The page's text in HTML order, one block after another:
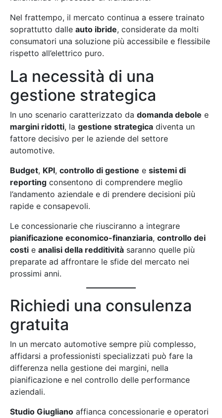
Nel frattempo, il mercato continua a essere trainato
soprattutto dalle auto ibride, considerate da molti
consumatori una soluzione più accessibile e flessibile
rispetto all’elettrico puro.
La necessità di una
gestione strategica
In uno scenario caratterizzato da domanda debole e
margini ridotti, la gestione strategica diventa un
fattore decisivo per le aziende del settore
automotive.
Budget, KPI, controllo di gestione e sistemi di
reporting consentono di comprendere meglio
l’andamento aziendale e di prendere decisioni più
rapide e consapevoli.
Le concessionarie che riusciranno a integrare
pianificazione economico-finanziaria, controllo dei
costi e analisi della redditività saranno quelle più
preparate ad affrontare le sfide del mercato nei
prossimi anni.
Richiedi una consulenza
gratuita
In un mercato automotive sempre più complesso,
affidarsi a professionisti specializzati può fare la
differenza nella gestione dei margini, nella
pianificazione e nel controllo delle performance
aziendali.
Studio Giugliano affianca concessionarie e operatori